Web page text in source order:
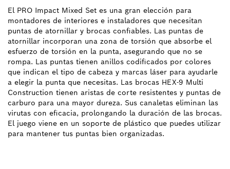
El PRO Impact Mixed Set es una gran elección para
montadores de interiores e instaladores que necesitan
puntas de atornillar y brocas confiables. Las puntas de
atornillar incorporan una zona de torsión que absorbe el
esfuerzo de torsión en la punta, asegurando que no se
rompa. Las puntas tienen anillos codificados por colores
que indican el tipo de cabeza y marcas láser para ayudarle
a elegir la punta que necesitas. Las brocas HEX-9 Multi
Construction tienen aristas de corte resistentes y puntas de
carburo para una mayor dureza. Sus canaletas eliminan las
virutas con eficacia, prolongando la duración de las brocas.
El juego viene en un soporte de plástico que puedes utilizar
para mantener tus puntas bien organizadas.